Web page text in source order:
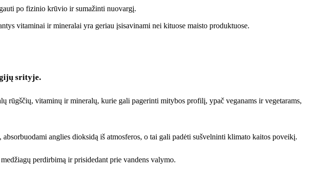
po fizinio krūvio ir sumažinti nuovargį.
vitaminai ir mineralai yra geriau įsisavinami nei kituose maisto produktuose.
srityje.
rūgščių, vitaminų ir mineralų, kurie gali pagerinti mitybos profilį, ypač veganams ir vegetarams,
anglies dioksidą iš atmosferos, o tai gali padėti sušvelninti klimato kaitos poveikį.
perdirbimą ir prisidedant prie vandens valymo.